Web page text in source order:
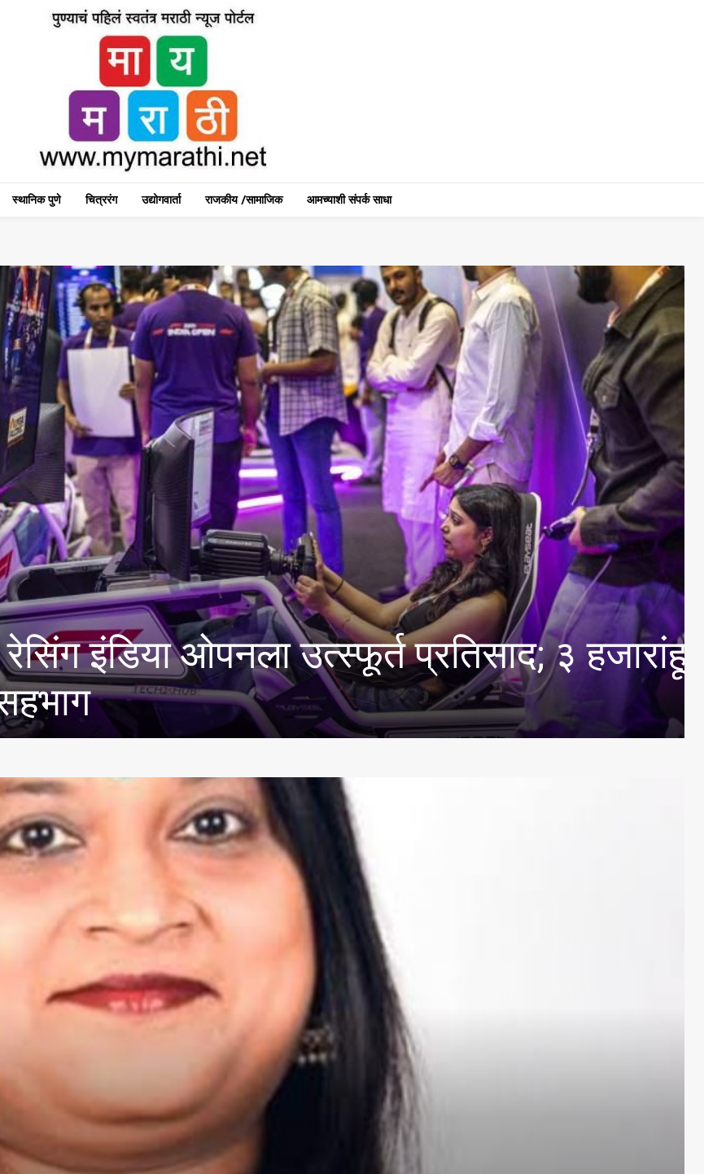
स्थानिक पुणे चित्ररंग उद्योगवार्ता राजकीय /सामाजिक आमच्याशी संपर्क साधा
जाधवर करंडक राज्यस्तरीय आंतरमहाविद्यालयीन
स्पर्धा पुण्यात